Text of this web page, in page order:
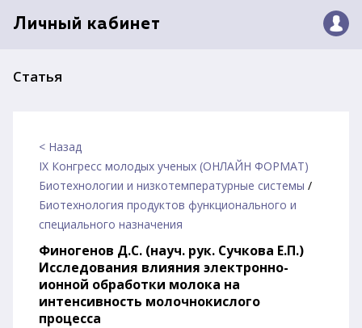
Личный кабинет
Статья
< Назад
IX Конгресс молодых ученых (ОНЛАЙН ФОРМАТ)
Биотехнологии и низкотемпературные системы /
Биотехнология продуктов функционального и
специального назначения
Финогенов Д.С. (науч. рук. Сучкова Е.П.)
Исследования влияния электронно-
ионной обработки молока на
интенсивность молочнокислого
процесса